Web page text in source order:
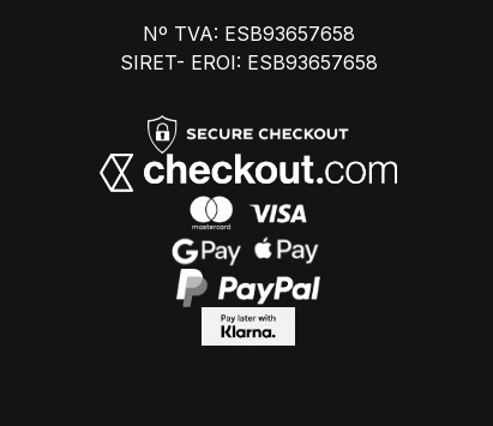
Nº TVA: ESB93657658
SIRET- EROI: ESB93657658